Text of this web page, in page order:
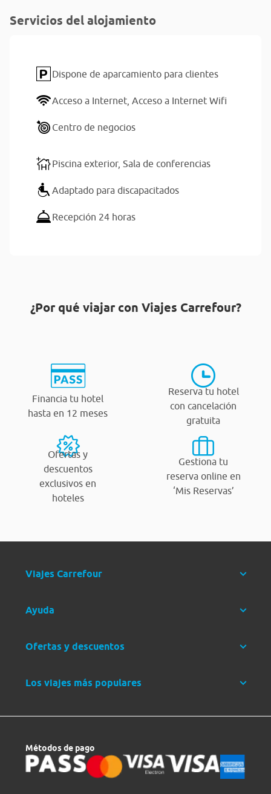
Servicios del alojamiento
Dispone de aparcamiento para clientes
Acceso a Internet, Acceso a Internet Wifi
Centro de negocios
Piscina exterior, Sala de conferencias
Adaptado para discapacitados
Recepción 24 horas
¿Por qué viajar con Viajes Carrefour?
Financia tu hotel
hasta en 12 meses
Reserva tu hotel
con cancelación
gratuita
Ofertas y
descuentos
exclusivos en
hoteles
Gestiona tu
reserva online en
‘Mis Reservas’
Viajes Carrefour
Ayuda
Ofertas y descuentos
Los viajes más populares
Métodos de pago